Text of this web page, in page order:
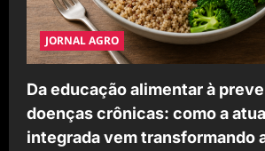
JORNAL AGRO
Da educação alimentar à
doenças crônicas: como a
integrada vem transformando